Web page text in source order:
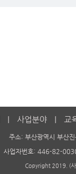
사업분야 교
주소: 부산광역시 부산
사업자번호: 446-82-
Copyright 2019. (사